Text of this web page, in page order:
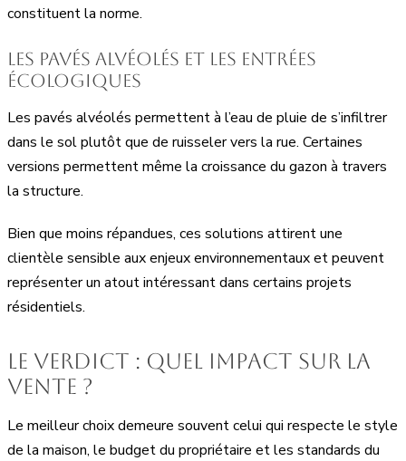
constituent la norme.
Les pavés alvéolés et les entrées
écologiques
Les pavés alvéolés permettent à l’eau de pluie de s’infiltrer
dans le sol plutôt que de ruisseler vers la rue. Certaines
versions permettent même la croissance du gazon à travers
la structure.
Bien que moins répandues, ces solutions attirent une
clientèle sensible aux enjeux environnementaux et peuvent
représenter un atout intéressant dans certains projets
résidentiels.
Le verdict : quel impact sur la
vente ?
Le meilleur choix demeure souvent celui qui respecte le style
de la maison, le budget du propriétaire et les standards du